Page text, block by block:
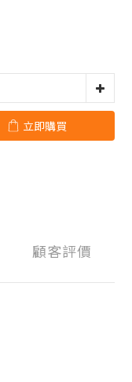
立即購買
顧客評價